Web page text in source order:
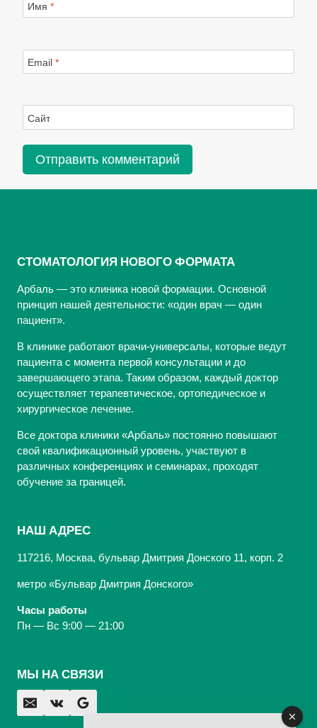
Имя *
Email *
Сайт
СТОМАТОЛОГИЯ НОВОГО ФОРМАТА
Арбаль — это клиника новой формации. Основной
принцип нашей деятельности: «один врач — один
пациент».
В клинике работают врачи-универсалы, которые ведут
пациента с момента первой консультации и до
завершающего этапа. Таким образом, каждый доктор
осуществляет терапевтическое, ортопедическое и
хирургическое лечение.
Все доктора клиники «Арбаль» постоянно повышают
свой квалификационный уровень, участвуют в
различных конференциях и семинарах, проходят
обучение за границей.
НАШ АДРЕС
117216, Москва, бульвар Дмитрия Донского 11, корп. 2
метро «Бульвар Дмитрия Донского»
Часы работы
Пн — Вс 9:00 — 21:00
МЫ НА СВЯЗИ